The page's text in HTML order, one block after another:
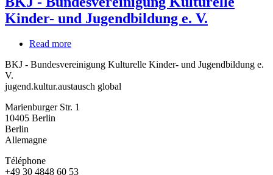
Kinder- und Jugendbildung e. V.
Read more
-
Kulturelle
und
BKJ - Bundesvereinigung Kulturelle Kinder- und Jugendbildung e.
V.
jugend.kultur.austausch global
Marienburger Str. 1
10405 Berlin
Berlin
Allemagne
Téléphone
+49 30 4848 60 53